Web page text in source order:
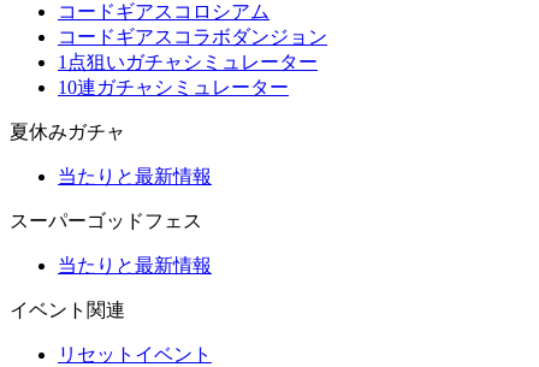
コードギアスコロシアム
コードギアスコラボダンジョン
1点狙いガチャシミュレーター
10連ガチャシミュレーター
夏休みガチャ
当たりと最新情報
スーパーゴッドフェス
当たりと最新情報
イベント関連
リセットイベント